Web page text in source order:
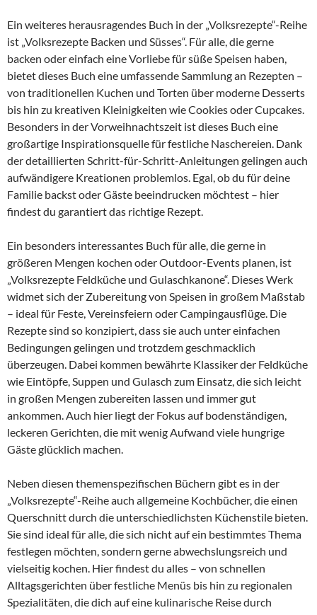
Ein weiteres herausragendes Buch in der „Volksrezepte“-Reihe
ist „Volksrezepte Backen und Süsses“. Für alle, die gerne
backen oder einfach eine Vorliebe für süße Speisen haben,
bietet dieses Buch eine umfassende Sammlung an Rezepten –
von traditionellen Kuchen und Torten über moderne Desserts
bis hin zu kreativen Kleinigkeiten wie Cookies oder Cupcakes.
Besonders in der Vorweihnachtszeit ist dieses Buch eine
großartige Inspirationsquelle für festliche Naschereien. Dank
der detaillierten Schritt-für-Schritt-Anleitungen gelingen auch
aufwändigere Kreationen problemlos. Egal, ob du für deine
Familie backst oder Gäste beeindrucken möchtest – hier
findest du garantiert das richtige Rezept.
Ein besonders interessantes Buch für alle, die gerne in
größeren Mengen kochen oder Outdoor-Events planen, ist
„Volksrezepte Feldküche und Gulaschkanone“. Dieses Werk
widmet sich der Zubereitung von Speisen in großem Maßstab
– ideal für Feste, Vereinsfeiern oder Campingausflüge. Die
Rezepte sind so konzipiert, dass sie auch unter einfachen
Bedingungen gelingen und trotzdem geschmacklich
überzeugen. Dabei kommen bewährte Klassiker der Feldküche
wie Eintöpfe, Suppen und Gulasch zum Einsatz, die sich leicht
in großen Mengen zubereiten lassen und immer gut
ankommen. Auch hier liegt der Fokus auf bodenständigen,
leckeren Gerichten, die mit wenig Aufwand viele hungrige
Gäste glücklich machen.
Neben diesen themenspezifischen Büchern gibt es in der
„Volksrezepte“-Reihe auch allgemeine Kochbücher, die einen
Querschnitt durch die unterschiedlichsten Küchenstile bieten.
Sie sind ideal für alle, die sich nicht auf ein bestimmtes Thema
festlegen möchten, sondern gerne abwechslungsreich und
vielseitig kochen. Hier findest du alles – von schnellen
Alltagsgerichten über festliche Menüs bis hin zu regionalen
Spezialitäten, die dich auf eine kulinarische Reise durch